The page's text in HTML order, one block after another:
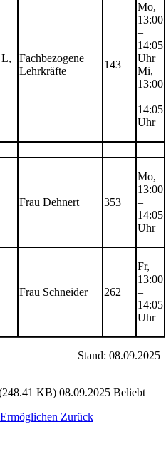
Fachbezogene
Lehrkräfte
143
Mo,
13:00
–
14:05
Uhr
Mi,
13:00
–
14:05
Uhr
Frau Dehnert 353
Mo,
13:00
–
14:05
Uhr
Frau Schneider 262
Fr,
13:00
–
14:05
Uhr
Stand: 08.09.2025
KB) 08.09.2025 Beliebt
Zurück